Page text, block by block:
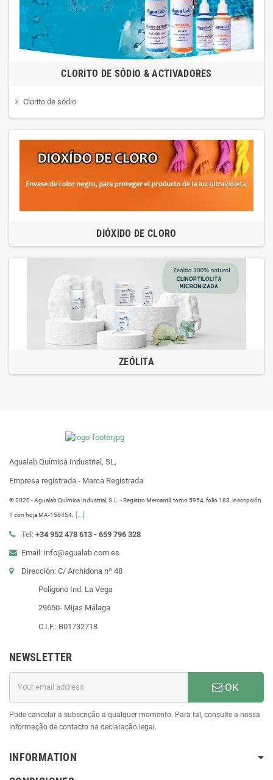
CLORITO DE SÓDIO & ACTIVADORES
Clorito de sódio
DIÓXIDO DE CLORO
ZEÓLITA
Agualab Química Industrial, SL,
Empresa registrada - Marca Registrada
® 2020 - Agualab Química Industrial, S.L. - Registro Mercantil, tomo 5954, folio 183, inscripción
1 con hoja MA-156454. [...]
Tel: +34 952 478 613 - 659 796 328
Email: info@agualab.com.es
Dirección: C/ Archidona nº 48
Polígono Ind. La Vega
29650- Mijas Málaga
C.I.F.: B01732718
NEWSLETTER
OK
Pode cancelar a subscrição a qualquer momento. Para tal, consulte a nossa
informação de contacto na declaração legal.
INFORMATION